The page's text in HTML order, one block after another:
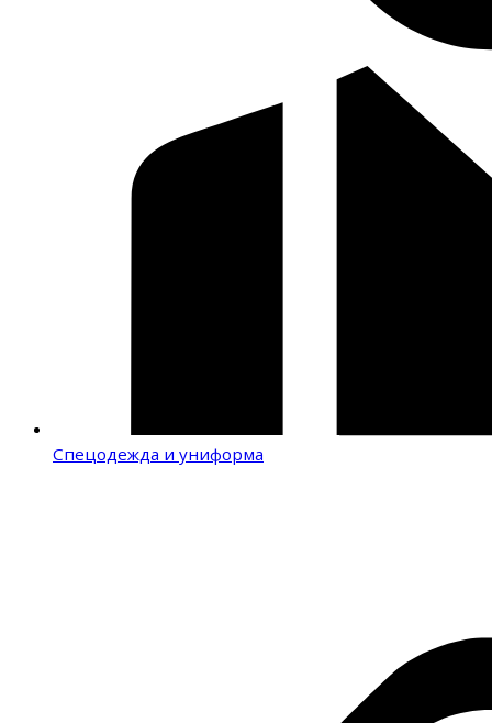
Спецодежда и униформа